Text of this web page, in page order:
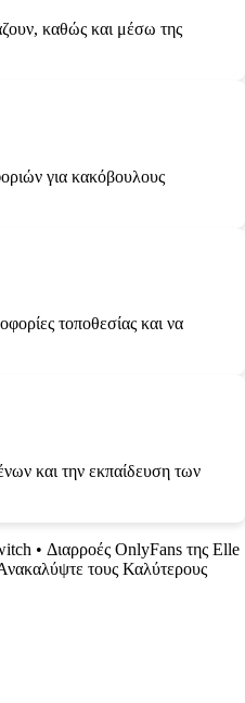
καθώς και μέσω της
για κακόβουλους
τοποθεσίας και να
και την εκπαίδευση των
• Διαρροές OnlyFans της Elle
τους Καλύτερους